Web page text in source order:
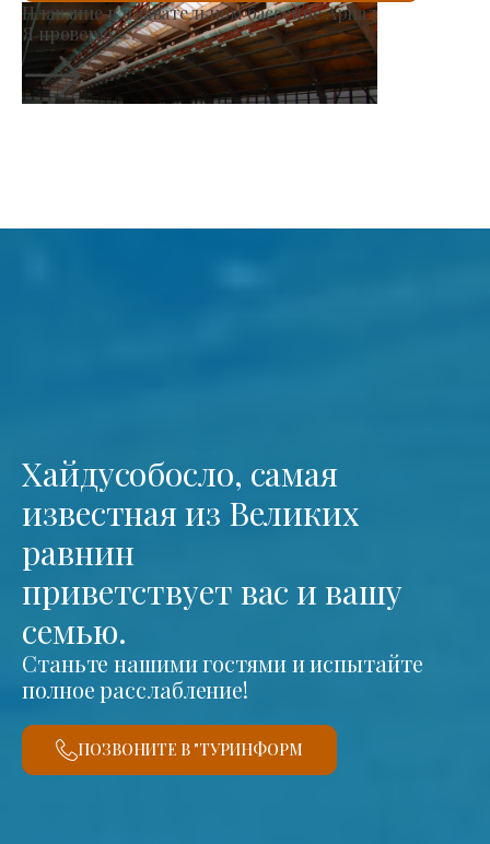
Рынок производителей
Я проверю.
Хайдусобосло, самая
известная из Великих
равнин
приветствует вас и вашу
семью.
Станьте нашими гостями и испытайте
полное расслабление!
ПОЗВОНИТЕ В "ТУРИНФОРМ